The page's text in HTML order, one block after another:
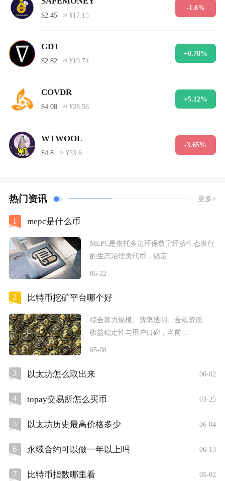
$2.45 ≈ ¥17.15
-1.6%
GDT
$2.82 ≈ ¥19.74
+0.78%
COVDR
$4.08 ≈ ¥28.56
+5.12%
WTWOOL
$4.8 ≈ ¥33.6
-3.65%
热门资讯 更多>
1 mepc是什么币
MEPC是依托多边环保数字经济生态发行
的生态治理类代币，锚定...
06-22
2 比特币挖矿平台哪个好
综合算力规模、费率透明、合规资质、
收益稳定性与用户口碑，当前...
05-08
3 以太坊怎么取出来 06-02
4 topay交易所怎么买币 03-25
5 以太坊历史最高价格多少 06-04
6 永续合约可以做一年以上吗 06-13
7 比特币指数哪里看 05-02